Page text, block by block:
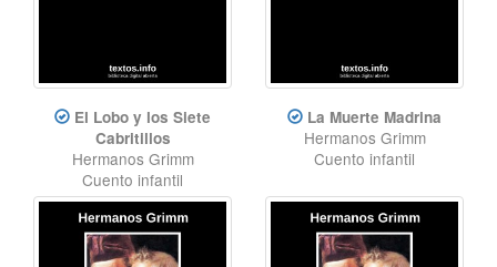
El Lobo y los Siete
Cabritillos
Hermanos Grimm
Cuento infantil
La Muerte Madrina
Hermanos Grimm
Cuento infantil